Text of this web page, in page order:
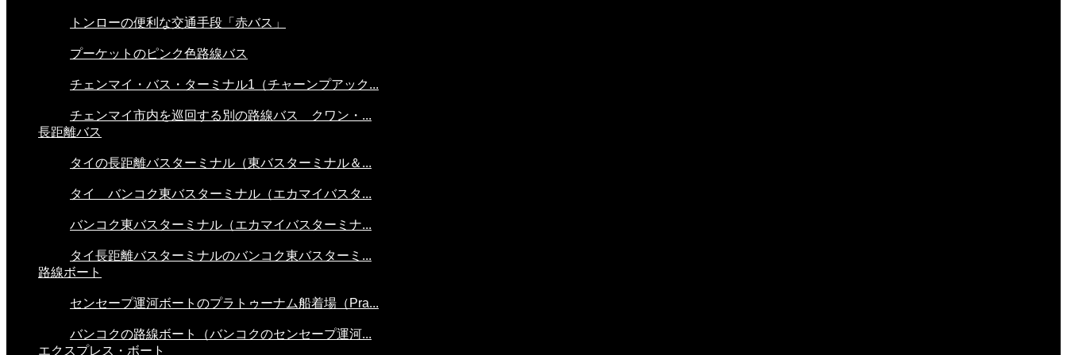
トンローの便利な交通手段「赤バス」
プーケットのピンク色路線バス
チェンマイ・バス・ターミナル1（チャーンプアック...
チェンマイ市内を巡回する別の路線バス クワン・...
長距離バス
タイの長距離バスターミナル（東バスターミナル＆...
タイ バンコク東バスターミナル（エカマイバスタ...
バンコク東バスターミナル（エカマイバスターミナ...
タイ長距離バスターミナルのバンコク東バスターミ...
路線ボート
センセープ運河ボートのプラトゥーナム船着場（Pra...
バンコクの路線ボート（バンコクのセンセープ運河...
エクスプレス・ボート